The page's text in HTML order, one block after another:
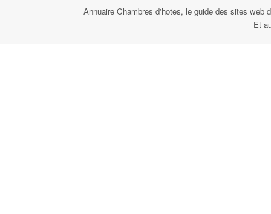
Annuaire Chambres d'hotes, le guide des sites web
Et